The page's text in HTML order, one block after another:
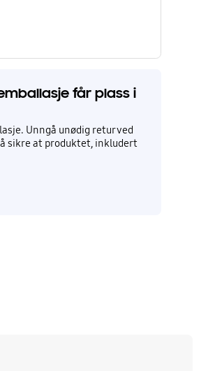
får plass i
Unngå unødig retur ved
sikre at produktet, inkludert